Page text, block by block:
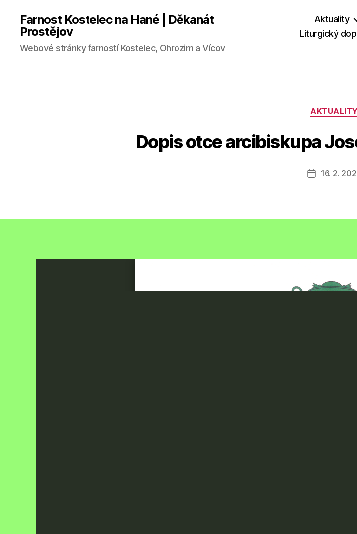
Farnost Kostelec na Hané | Děkanát
Prostějov
Webové stránky farností Kostelec, Ohrozim a Vícov
Aktuality
Liturgický
AKTUALITY
Dopis otce arcibiskupa
Datum
16. 2.